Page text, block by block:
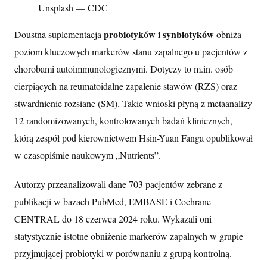
Unsplash — CDC
Doustna suplementacja probiotyków i synbiotykówobniża
poziom kluczowych markerów stanu zapalnego u pacjentów z
chorobami autoimmunologicznymi. Dotyczy to m.in. osób
cierpiących na reumatoidalne zapalenie stawów (RZS) oraz
stwardnienie rozsiane (SM). Takie wnioski płyną z metaanalizy
12 randomizowanych, kontrolowanych badań klinicznych,
którą zespół pod kierownictwem Hsin-Yuan Fanga opublikował
w czasopiśmie naukowym „Nutrients”.
Autorzy przeanalizowali dane 703 pacjentów zebrane z
publikacji w bazach PubMed, EMBASE i Cochrane
CENTRAL do 18 czerwca 2024 roku. Wykazali oni
statystycznie istotne obniżenie markerów zapalnych w grupie
przyjmującej probiotyki w porównaniu z grupą kontrolną.